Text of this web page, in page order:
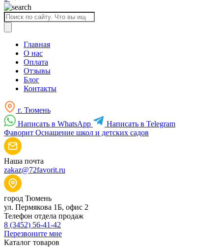
Поиск
товаров
Главная
О нас
Оплата
Отзывы
Блог
Контакты
г. Тюмень
Написать в WhatsApp
Написать в Telegram
Фаворит Оснащение школ и детских садов
Наша почта
zakaz@72favorit.ru
город Тюмень
ул. Пермякова 1Б, офис 2
Телефон отдела продаж
8 (3452) 56-41-42
Перезвоните мне
Каталог товаров